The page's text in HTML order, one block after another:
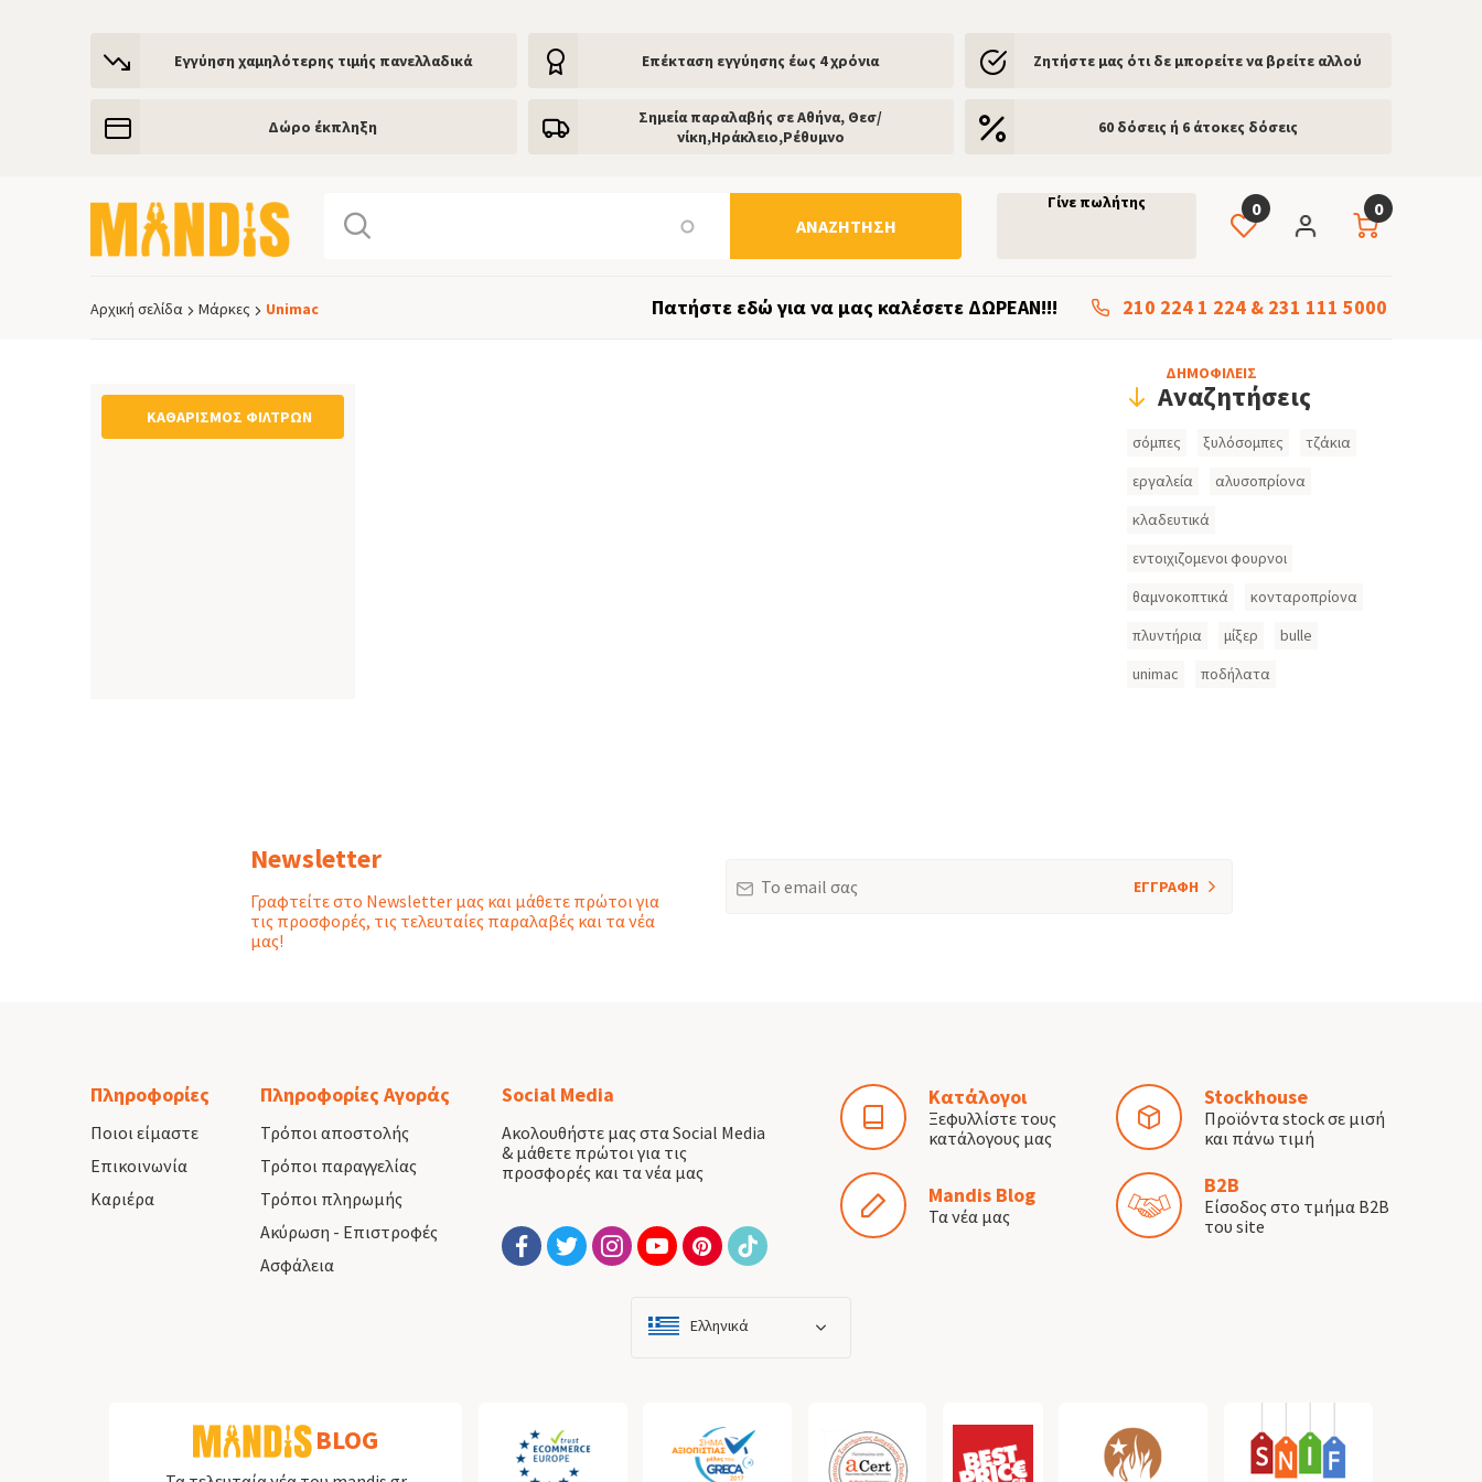
Εγγύηση χαμηλότερης τιμής πανελλαδικά Eπέκταση εγγύησης έως 4 χρόνια Ζητήστε μας ότι δε μπορείτε να βρείτε αλλού
Δώρο έκπληξη
Σημεία παραλαβής σε Αθήνα, Θεσ/
νίκη,Ηράκλειο,Ρέθυμνο
60 δόσεις ή 6 άτοκες δόσεις
0
ΑΝΑΖΉΤΗΣΗ
Γίνε πωλήτης 0
Αρχική σελίδα Μάρκες Unimac Πατήστε εδώ για να μας καλέσετε ΔΩΡΕΑΝ!!! 210 224 1 224 & 231 111 5000
ΚΑΘΑΡΙΣΜΌΣ ΦΊΛΤΡΩΝ
HeaderΔΗΜΟΦΙΛΕΙΣ
Αναζητήσεις
Search
σόμπες ξυλόσομπες
τζάκια
εργαλεία
αλυσοπρίονα
κλαδευτικά
εντοιχιζομενοι φουρνοι
θαμνοκοπτικά
κονταροπρίονα
πλυντήρια
μίξερ
bulle
unimac
ποδήλατα
Newsletter
Γραφτείτε στο Newsletter μας και μάθετε πρώτοι για
τις προσφορές, τις τελευταίες παραλαβές και τα νέα
μας!
ΕΓΓΡΑΦΗ
Πληροφορίες
Ποιοι είμαστε
Επικοινωνία
Καριέρα
Πληροφορίες Αγοράς
Τρόποι αποστολής
Τρόποι παραγγελίας
Τρόποι πληρωμής
Ακύρωση - Επιστροφές
Ασφάλεια
Ελληνικά
Social Media
Ακολουθήστε μας στα Social Media
& μάθετε πρώτοι για τις
προσφορές και τα νέα μας
Κατάλογοι
Ξεφυλλίστε τους
κατάλογους μας
Stockhouse
Προϊόντα stock σε μισή
και πάνω τιμή
Mandis Blog
Τα νέα μας
B2B
Είσοδος στο τμήμα B2B
του site
BLOG